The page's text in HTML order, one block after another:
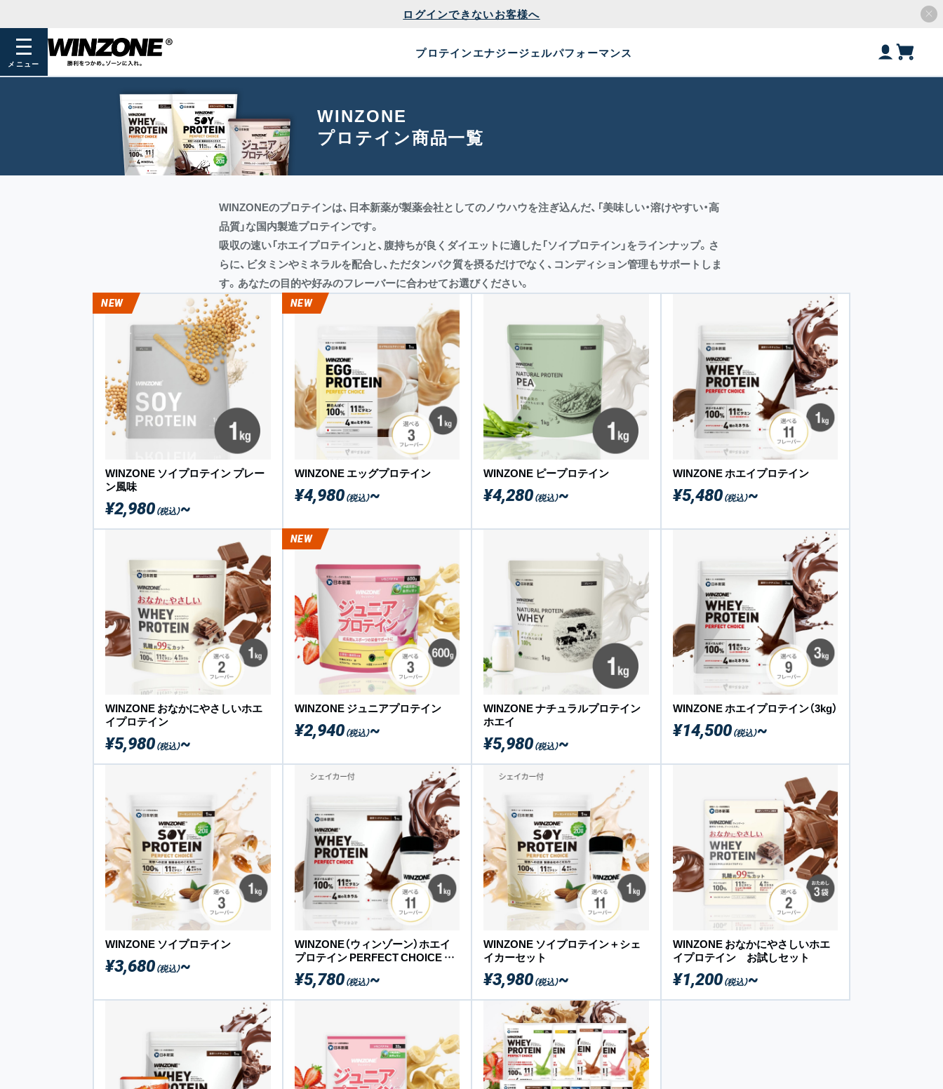
ログインできないお客様へ
メニュー
プロテインエナジージェルパフォーマンス
WINZONE
プロテイン商品一覧
WINZONEのプロテインは、日本新薬が製薬会社としてのノウハウを注ぎ込んだ、「美味しい・溶けやすい・高
品質」な国内製造プロテインです。
吸収の速い「ホエイプロテイン」と、腹持ちが良くダイエットに適した「ソイプロテイン」をラインナップ。さ
らに、ビタミンやミネラルを配合し、ただタンパク質を摂るだけでなく、コンディション管理もサポートしま
す。あなたの目的や好みのフレーバーに合わせてお選びください。
NEW
WINZONE ソイプロテイン プレー
ン風味
¥2,980（税込）~
NEW
WINZONE エッグプロテイン
¥4,980（税込）~
WINZONE ピープロテイン
¥4,280（税込）~
WINZONE ホエイプロテイン
¥5,480（税込）~
WINZONE おなかにやさしいホエ
イプロテイン
¥5,980（税込）~
NEW
WINZONE ジュニアプロテイン
¥2,940（税込）~
WINZONE ナチュラルプロテイン
ホエイ
¥5,980（税込）~
WINZONE ホエイプロテイン（3kg）
¥14,500（税込）~
WINZONE ソイプロテイン
¥3,680（税込）~
WINZONE（ウィンゾーン）ホエイ
プロテイン PERFECT CHOICE 1
袋（1kg）シェイカーセット
¥5,780（税込）~
WINZONE ソイプロテイン＋シェ
イカーセット
¥3,980（税込）~
WINZONE おなかにやさしいホエ
イプロテイン お試しセット
¥1,200（税込）~